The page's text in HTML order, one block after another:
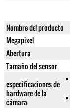
Nombre del producto
Megapixel
Abertura
Tamaño del sensor
especificaciones de
hardware de la
cámara